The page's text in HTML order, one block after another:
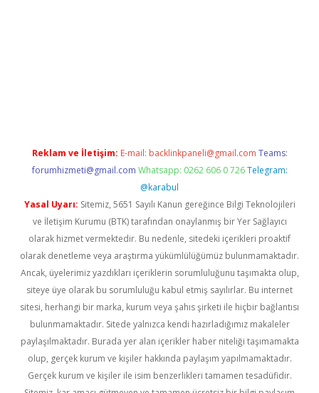
Reklam ve İletişim: E-mail: backlinkpaneli@gmail.com Teams:
forumhizmeti@gmail.com Whatsapp: 0262 606 0 726 Telegram:
@karabul
Yasal Uyarı: Sitemiz, 5651 Sayılı Kanun gereğince Bilgi Teknolojileri
ve İletişim Kurumu (BTK) tarafından onaylanmış bir Yer Sağlayıcı
olarak hizmet vermektedir. Bu nedenle, sitedeki içerikleri proaktif
olarak denetleme veya araştırma yükümlülüğümüz bulunmamaktadır.
Ancak, üyelerimiz yazdıkları içeriklerin sorumluluğunu taşımakta olup,
siteye üye olarak bu sorumluluğu kabul etmiş sayılırlar. Bu internet
sitesi, herhangi bir marka, kurum veya şahıs şirketi ile hiçbir bağlantısı
bulunmamaktadır. Sitede yalnızca kendi hazırladığımız makaleler
paylaşılmaktadır. Burada yer alan içerikler haber niteliği taşımamakta
olup, gerçek kurum ve kişiler hakkında paylaşım yapılmamaktadır.
Gerçek kurum ve kişiler ile isim benzerlikleri tamamen tesadüfidir.